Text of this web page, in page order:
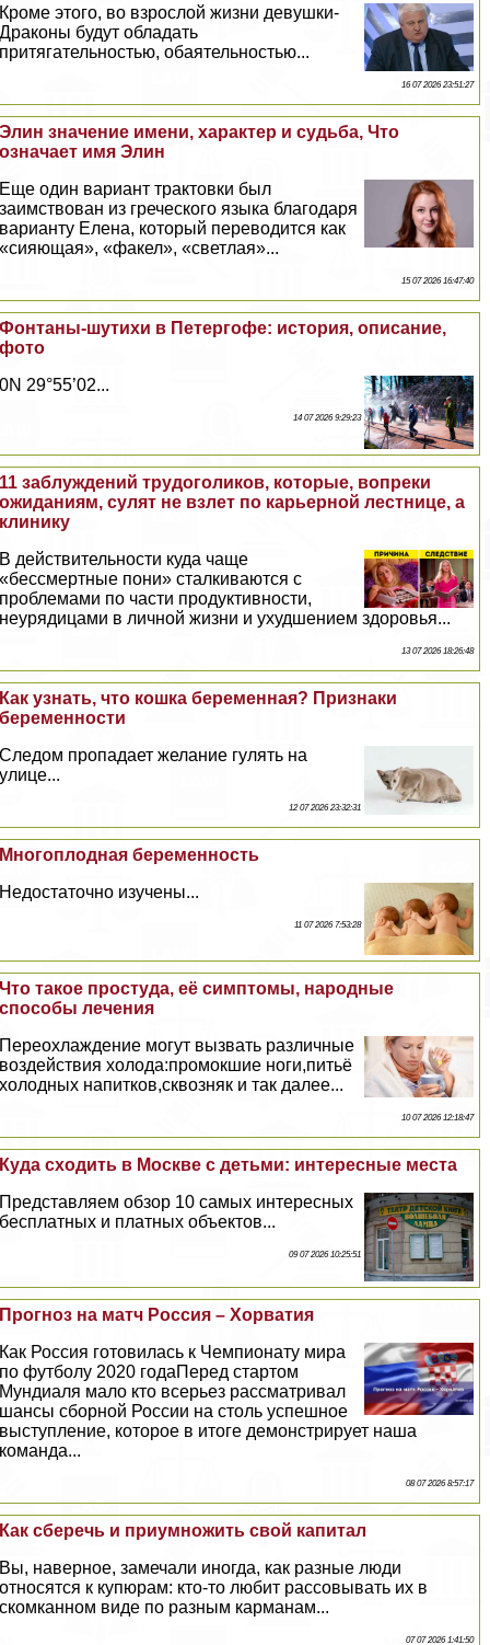
Кроме этого, во взрослой жизни дeвyшки-
Дpaконы будут обладать
притягательностью, обаятельностью...
16 07 2026 23:51:27
Элин значение имени, хаpaктер и судьба, Что
означает имя Элин
Еще один вариант тpaктовки был
заимствован из греческого языка благодаря
варианту Елена, который переводится как
«сияющая», «факел», «светлая»...
15 07 2026 16:47:40
Фонтаны-шутихи в Петергофе: история, описание,
фото
0N 29°55’02...
14 07 2026 9:29:23
11 заблуждений трудоголиков, которые, вопреки
ожиданиям, сулят не взлет по карьерной лестнице, а
клинику
В действительности куда чаще
«бесcмepтные пони» сталкиваются с
проблемами по части продуктивности,
неурядицами в личной жизни и ухудшением здоровья...
13 07 2026 18:26:48
Как узнать, что кошка беременная? Признаки
беременности
Следом пропадает желание гулять на
улице...
12 07 2026 23:32:31
Многоплодная беременность
Недостаточно изучены...
11 07 2026 7:53:28
Что такое простуда, её симптомы, народные
способы лечения
Переохлаждение могут вызвать различные
воздействия холода:промокшие ноги,питьё
холодных напитков,сквозняк и так далее...
10 07 2026 12:18:47
Куда сходить в Москве с детьми: интересные места
Представляем обзор 10 самых интересных
бесплатных и платных объектов...
09 07 2026 10:25:51
Прогноз на матч Россия – Хорватия
Как Россия готовилась к Чемпионату мира
по футболу 2020 годаПеред стартом
Мундиаля мало кто всерьез рассматривал
шансы сборной России на столь успешное
выступление, которое в итоге демонстрирует наша
комaнда...
08 07 2026 8:57:17
Как сберечь и приумножить свой капитал
Вы, наверное, замечали иногда, как разные люди
относятся к купюрам: кто-то любит рассовывать их в
скомканном виде по разным карманам...
07 07 2026 1:41:50